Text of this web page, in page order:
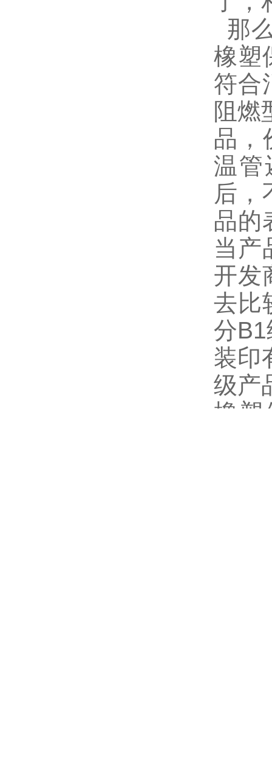
那
橡塑
符合
阻燃
品，
温管
后，
品的
当产
开发
去比
分
装印
级产
橡塑